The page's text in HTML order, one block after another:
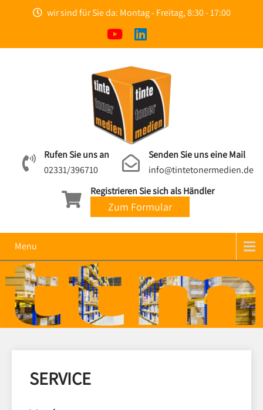
wir sind für Sie da: Montag - Freitag, 8:30 - 17:00
Rufen Sie uns an
02331/396710
Senden Sie uns eine Mail
info@tintetonermedien.de
Registrieren Sie sich als Händler
Zum Formular
Menu
SERVICE